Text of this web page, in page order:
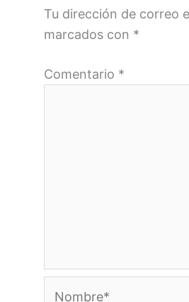
Tu dirección de correo
marcados con *
Comentario *